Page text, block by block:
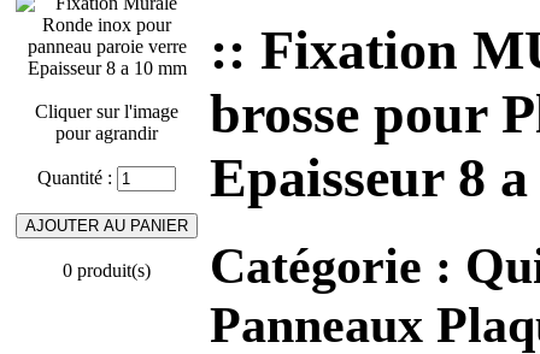
Cliquer sur l'image
pour agrandir
Quantité :
0 produit(s)
:: Fixation
brosse pour
Epaisseur 8
Catégorie :
Panneaux